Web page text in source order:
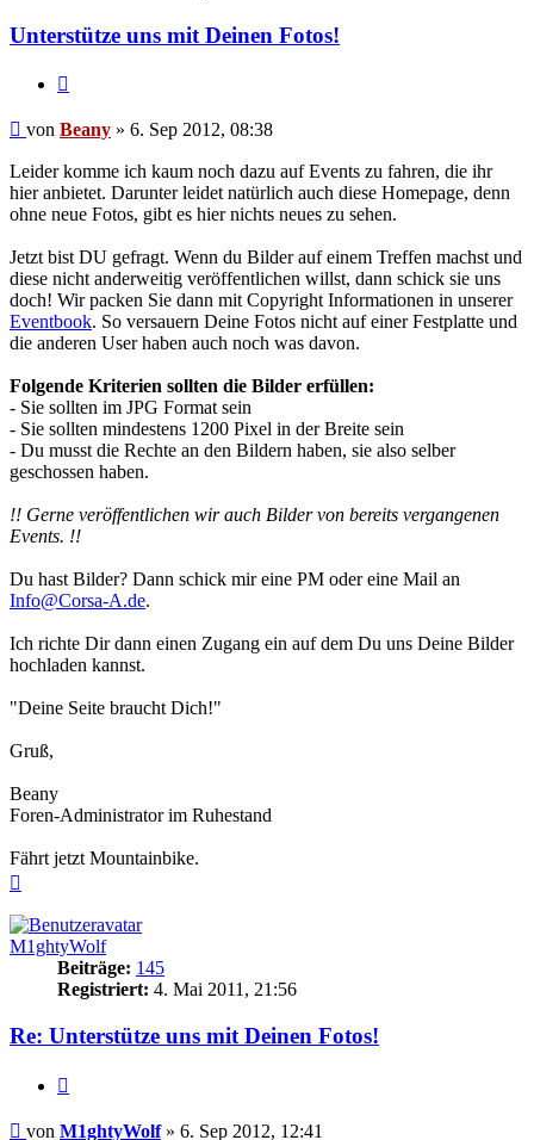
Unterstütze uns mit Deinen Fotos!
Beitrag
von Beany » 6. Sep 2012, 08:38
Leider komme ich kaum noch dazu auf Events zu fahren, die ihr
hier anbietet. Darunter leidet natürlich auch diese Homepage, denn
ohne neue Fotos, gibt es hier nichts neues zu sehen.
Jetzt bist DU gefragt. Wenn du Bilder auf einem Treffen machst und
diese nicht anderweitig veröffentlichen willst, dann schick sie uns
doch! Wir packen Sie dann mit Copyright Informationen in unserer
Eventbook. So versauern Deine Fotos nicht auf einer Festplatte und
die anderen User haben auch noch was davon.
Folgende Kriterien sollten die Bilder erfüllen:
- Sie sollten im JPG Format sein
- Sie sollten mindestens 1200 Pixel in der Breite sein
- Du musst die Rechte an den Bildern haben, sie also selber
geschossen haben.
!! Gerne veröffentlichen wir auch Bilder von bereits vergangenen
Events. !!
Du hast Bilder? Dann schick mir eine PM oder eine Mail an
Info@Corsa-A.de.
Ich richte Dir dann einen Zugang ein auf dem Du uns Deine Bilder
hochladen kannst.
"Deine Seite braucht Dich!"
Gruß,
Beany
Foren-Administrator im Ruhestand
Fährt jetzt Mountainbike.
M1ghtyWolf
Beiträge: 145
Registriert: 4. Mai 2011, 21:56
Re: Unterstütze uns mit Deinen Fotos!
Beitrag
von M1ghtyWolf» 6. Sep 2012, 12:41